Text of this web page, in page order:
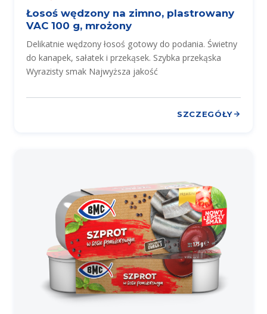
Łosoś wędzony na zimno, plastrowany
VAC 100 g, mrożony
Delikatnie wędzony łosoś gotowy do podania. Świetny
do kanapek, sałatek i przekąsek. Szybka przekąska
Wyrazisty smak Najwyższa jakość
SZCZEGÓŁY